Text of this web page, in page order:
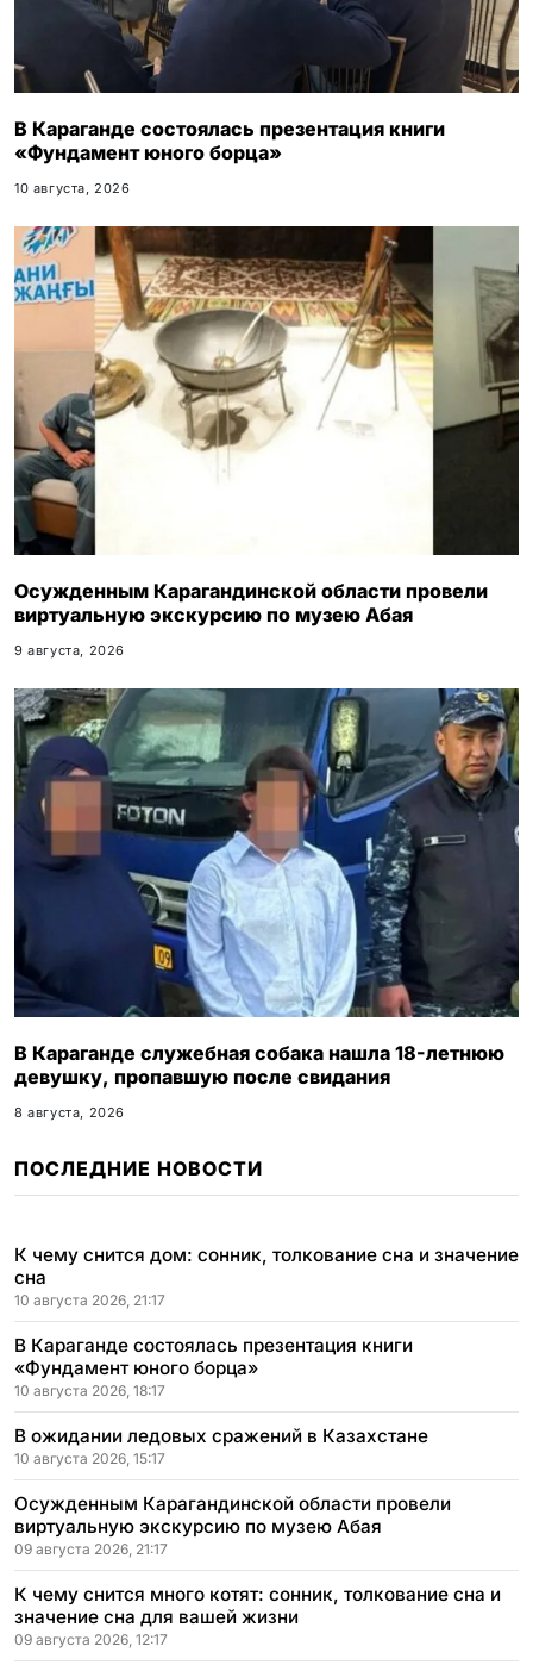
В Караганде состоялась презентация книги
«Фундамент юного борца»
10 августа, 2026
Осужденным Карагандинской области провели
виртуальную экскурсию по музею Абая
9 августа, 2026
В Караганде служебная собака нашла 18-летнюю
девушку, пропавшую после свидания
8 августа, 2026
ПОСЛЕДНИЕ НОВОСТИ
К чему снится дом: сонник, толкование сна и значение
сна
10 августа 2026, 21:17
В Караганде состоялась презентация книги
«Фундамент юного борца»
10 августа 2026, 18:17
В ожидании ледовых сражений в Казахстане
10 августа 2026, 15:17
Осужденным Карагандинской области провели
виртуальную экскурсию по музею Абая
09 августа 2026, 21:17
К чему снится много котят: сонник, толкование сна и
значение сна для вашей жизни
09 августа 2026, 12:17